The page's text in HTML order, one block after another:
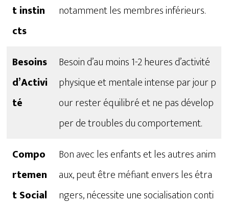
t instin
cts
notamment les membres inférieurs.
Besoins
d’Activi
té
Besoin d’au moins 1-2 heures d’activité
physique et mentale intense par jour p
our rester équilibré et ne pas dévelop
per de troubles du comportement.
Compo
rtemen
t Social
Bon avec les enfants et les autres anim
aux, peut être méfiant envers les étra
ngers, nécessite une socialisation conti